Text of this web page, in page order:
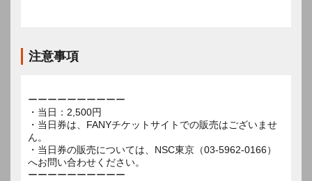
注意事項
ーーーーーーーーーー
・当日：2,500円
・当日券は、FANYチケットサイトでの販売はございませ
ん。
・当日券の販売については、NSC東京（03-5962-0166）
へお問い合わせください。
ーーーーーーーーーー